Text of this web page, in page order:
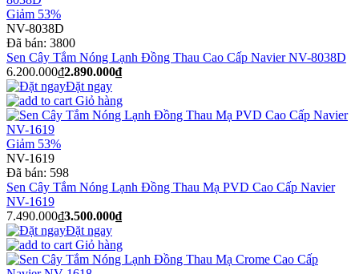
Giảm 53%
NV-8038D
Đã bán: 3800
Sen Cây Tắm Nóng Lạnh Đồng Thau Cao Cấp Navier NV-8038D
6.200.000₫2.890.000₫
Đặt ngay
Giỏ hàng
Giảm 53%
NV-1619
Đã bán: 598
Sen Cây Tắm Nóng Lạnh Đồng Thau Mạ PVD Cao Cấp Navier
NV-1619
7.490.000₫3.500.000₫
Đặt ngay
Giỏ hàng